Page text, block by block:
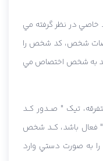
خاصي در نظر گرفته مي
شخص، کد شخص را
کد به شخص اختصاص مي
تيک " صــدور کــد
" فعال باشد، کــد شخص
به صورت دستي وارد